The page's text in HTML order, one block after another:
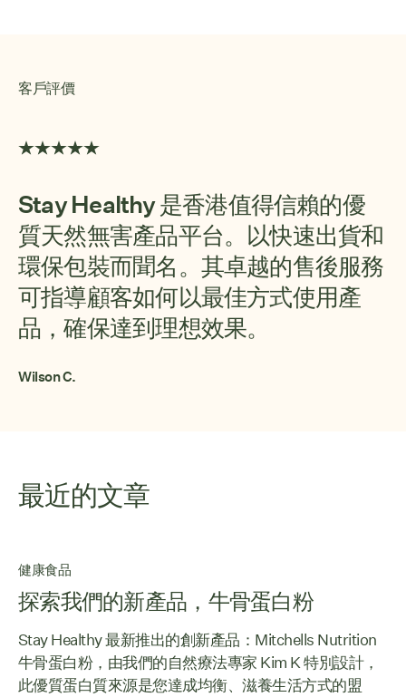
客戶評價
Stay Healthy 是香港值得信賴的優
質天然無害產品平台。以快速出貨和
環保包裝而聞名。其卓越的售後服務
可指導顧客如何以最佳方式使用產
品，確保達到理想效果。
Wilson C.
最近的文章
健康食品
探索我們的新產品，牛骨蛋白粉
Stay Healthy 最新推出的創新產品：Mitchells Nutrition
牛骨蛋白粉，由我們的自然療法專家 Kim K 特別設計，
此優質蛋白質來源是您達成均衡、滋養生活方式的盟